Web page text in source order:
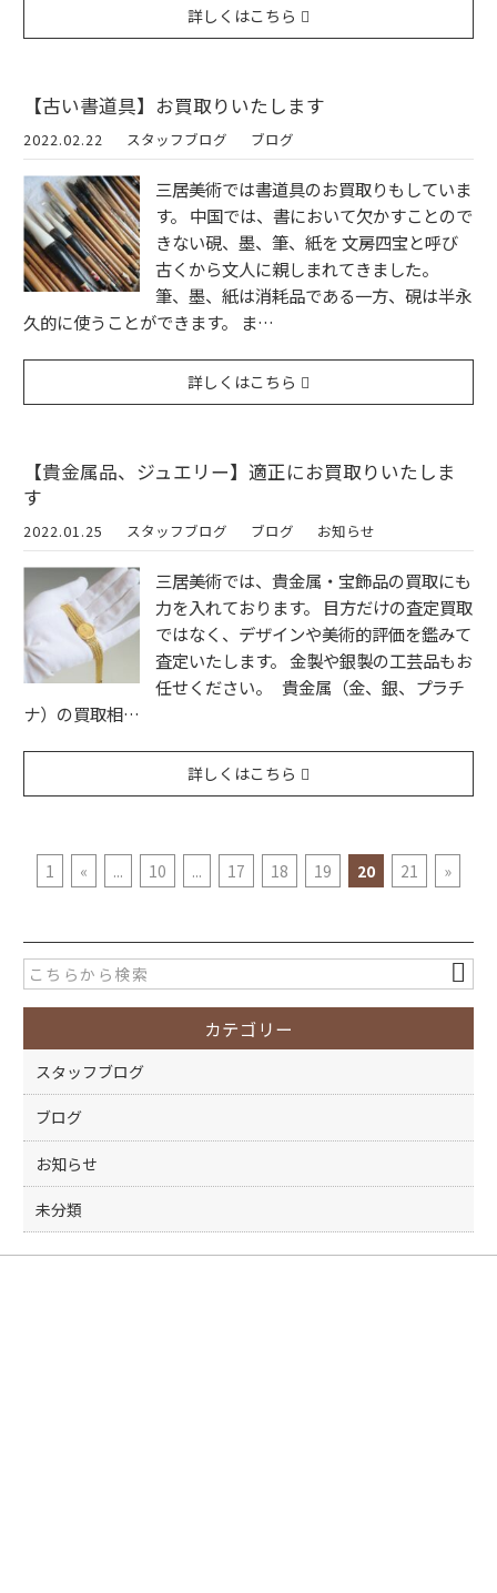
詳しくはこちら
【古い書道具】お買取りいたします
2022.02.22 スタッフブログ ブログ
三居美術では書道具のお買取りもしていま
す。 中国では、書において欠かすことので
きない硯、墨、筆、紙を 文房四宝と呼び
古くから文人に親しまれてきました。
筆、墨、紙は消耗品である一方、硯は半永
久的に使うことができます。 ま…
詳しくはこちら
【貴金属品、ジュエリー】適正にお買取りいたしま
す
2022.01.25 スタッフブログ ブログ お知らせ
三居美術では、貴金属・宝飾品の買取にも
力を入れております。 目方だけの査定買取
ではなく、デザインや美術的評価を鑑みて
査定いたします。 金製や銀製の工芸品もお
任せください。 貴金属（金、銀、プラチ
ナ）の買取相…
詳しくはこちら
1 « ... 10 ... 17 18 19 20 21 »
カテゴリー
スタッフブログ
ブログ
お知らせ
未分類